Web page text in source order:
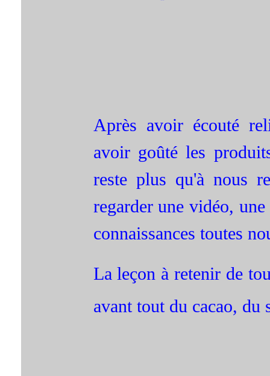
Après avoir écouté
avoir goûté les
reste plus qu'à nous
regarder une vidéo,
connaissances toutes
La leçon à retenir de
avant tout du cacao, du